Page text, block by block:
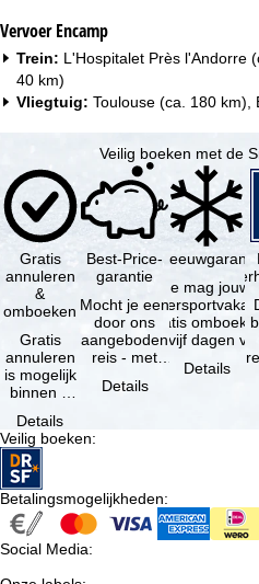
Vervoer Encamp
Trein: L'Hospitalet Près l'Andorre
40 km)
Vliegtuig: Toulouse (ca. 180 km),
Veilig boeken met de
Gratis
annuleren
&
omboeken
Gratis
annuleren
is mogelijk
binnen 5
de
boeking,
als jouw
vakantie …
Details
Best-Price-
garantie
Mocht je een
door ons
aangeboden
reis - met
beschikbaarheid
Details
Je mag jouw
gratis
als vijf dagen
Details
Veilig boeken:
Betalingsmogelijkheden:
Social Media: